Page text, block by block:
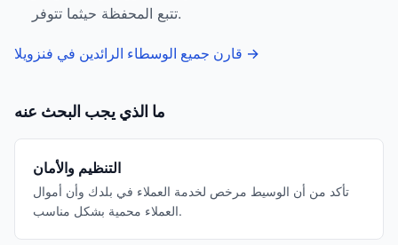
تتبع المحفظة حيثما تتوفر.
قارن جميع الوسطاء الرائدين في فنزويلا →
ما الذي يجب البحث عنه
التنظيم والأمان
تأكد من أن الوسيط مرخص لخدمة العملاء في بلدك وأن أموال
العملاء محمية بشكل مناسب.